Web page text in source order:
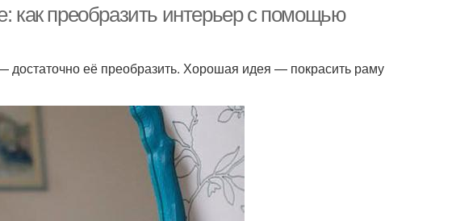
как преобразить интерьер с помощью
её преобразить. Хорошая идея — покрасить раму